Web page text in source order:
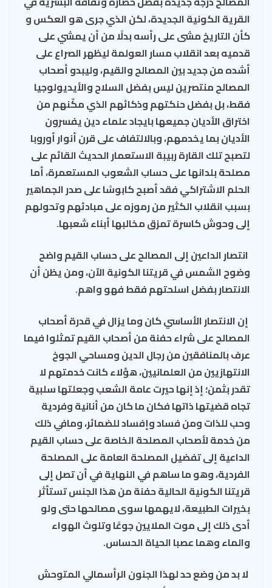
القرية الكونية الجديدة، لكن الذي جرى هو العكس و
كأن التاريخ مشى على رأسه بدلًا من أن يمشي على
قدميه بعد انقلاب مسار العولمة ليظهر الصراع على
أشده من جديد بين المصالح والقيم، وليبدو أصحاب
المصالح منتصرين ليس بفضل السلاح والأيديولوجيا
فقط، بل بفضل حنكتهم وذكائهم الذي مكّنهم من
اختراق الأديان جميعها بايجاد علماء دين يفسرون
الأديان بما يخدمهم، وبالالتفاف على قرن أنوار أوروبا
لتصبح تلك القارة ربيبة الاستعمار الحديث القائم على
مصلحة بلدانها على حساب الشعوب المستعمرة، أما
الحلم الاشتراكي فقد أصبح كابوسًا على صدر الجماهير
بسبب انقلاب الكثير من رموزه على مبادئهم وتحولهم
إلى وحوش كاسرة تمزق مخالبها أبناء شعبها.
انتصار الداعين إلى المصالح على حساب القيم واضح
وضوح الشمس في قريتنا الكونية الآن، ومن يظن أن
الانتصار بفضل اسلحتهم فقط فهو واهم.
إن الانتصار الأساسي كان وما يزال في قدرة أصحاب
المصالح على شراء حفنة من أصحاب القيم تمثلوا فيما
عرف بالمنافقين من رجال الدين ومساحي الجوخ
الانتهازيين من العلمانيين، هؤلاء كانت خدمتهم لا
تقدر بثمن؛ إذ إنها حيرت عامة الشعب وجعلتها سلبية
تجاه قضيتها ذاتها فكان ما كان من أنانية وفردية
وحب للذات ومن فساد وإفساد للضمائر، ومافي ذلك
من خدمة لأصحاب المصلحة الخاصة على حساب القيم
الداعية إلى تفضيل المصلحة العامة على المصلحة
الفردية، وهو ما ساهم في النهاية في أن تصل إلى
قريتنا الكونية الحالية حفنة من هذا الجنس تستأثر
بخيرات الطبيعة، لايهمها سوى مصالحها حتى ولو
أدى ذلك إلى موت الملايين جوعًا وتلوث الهواء
والماء وهما عصبا الحياة الحساس.
لا بد من وضع حد لهذا الجنون الرأسمالي المتوحش